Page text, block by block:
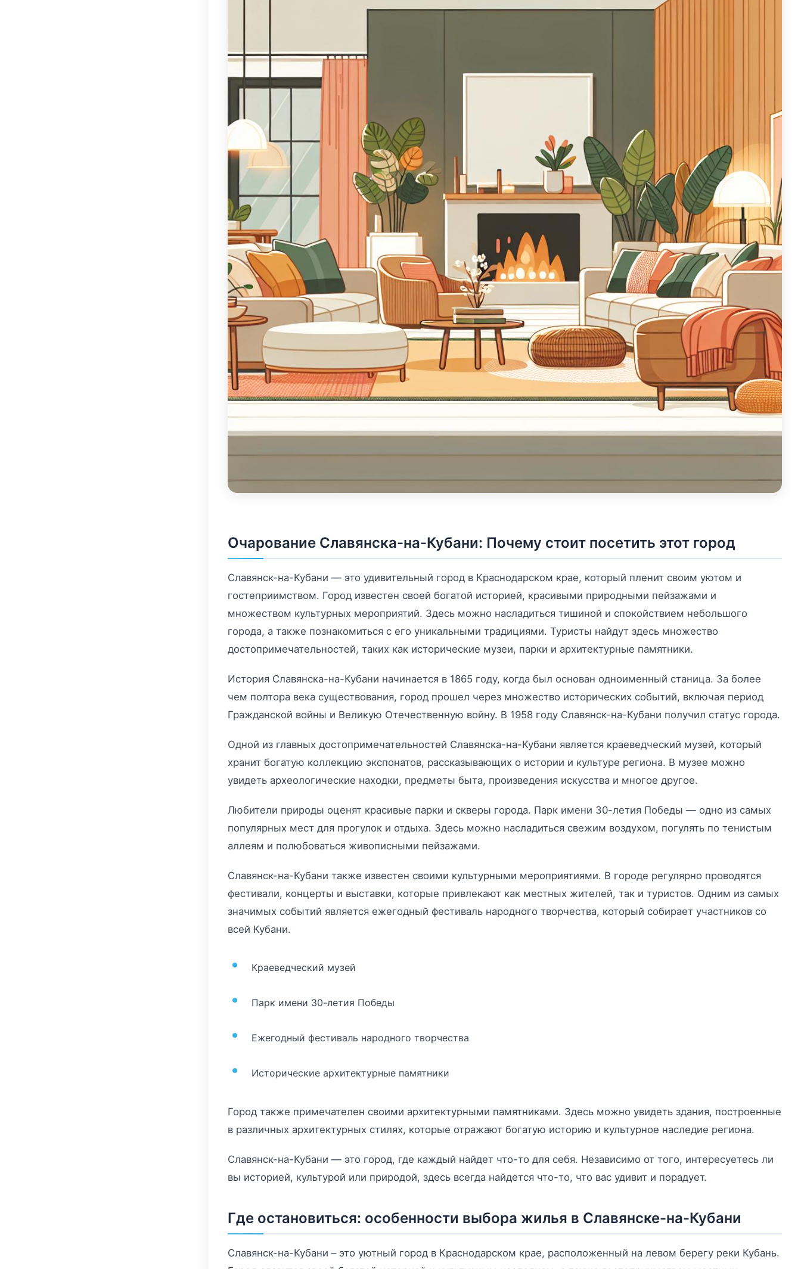
Очарование Славянска-на-Кубани: Почему стоит посетить этот город
Славянск-на-Кубани — это удивительный город в Краснодарском крае, который пленит своим уютом и
гостеприимством. Город известен своей богатой историей, красивыми природными пейзажами и
множеством культурных мероприятий. Здесь можно насладиться тишиной и спокойствием небольшого
города, а также познакомиться с его уникальными традициями. Туристы найдут здесь множество
достопримечательностей, таких как исторические музеи, парки и архитектурные памятники.
История Славянска-на-Кубани начинается в 1865 году, когда был основан одноименный станица. За более
чем полтора века существования, город прошел через множество исторических событий, включая период
Гражданской войны и Великую Отечественную войну. В 1958 году Славянск-на-Кубани получил статус города.
Одной из главных достопримечательностей Славянска-на-Кубани является краеведческий музей, который
хранит богатую коллекцию экспонатов, рассказывающих о истории и культуре региона. В музее можно
увидеть археологические находки, предметы быта, произведения искусства и многое другое.
Любители природы оценят красивые парки и скверы города. Парк имени 30-летия Победы — одно из самых
популярных мест для прогулок и отдыха. Здесь можно насладиться свежим воздухом, погулять по тенистым
аллеям и полюбоваться живописными пейзажами.
Славянск-на-Кубани также известен своими культурными мероприятиями. В городе регулярно проводятся
фестивали, концерты и выставки, которые привлекают как местных жителей, так и туристов. Одним из самых
значимых событий является ежегодный фестиваль народного творчества, который собирает участников со
всей Кубани.
Краеведческий музей
Парк имени 30-летия Победы
Ежегодный фестиваль народного творчества
Исторические архитектурные памятники
Город также примечателен своими архитектурными памятниками. Здесь можно увидеть здания, построенные
в различных архитектурных стилях, которые отражают богатую историю и культурное наследие региона.
Славянск-на-Кубани — это город, где каждый найдет что-то для себя. Независимо от того, интересуетесь ли
вы историей, культурой или природой, здесь всегда найдется что-то, что вас удивит и порадует.
Где остановиться: особенности выбора жилья в Славянске-на-Кубани
Славянск-на-Кубани – это уютный город в Краснодарском крае, расположенный на левом берегу реки Кубань.